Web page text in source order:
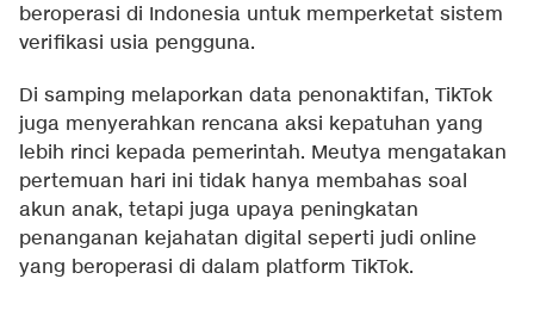
beroperasi di Indonesia untuk memperketat sistem
verifikasi usia pengguna.
Di samping melaporkan data penonaktifan, TikTok
juga menyerahkan rencana aksi kepatuhan yang
lebih rinci kepada pemerintah. Meutya mengatakan
pertemuan hari ini tidak hanya membahas soal
akun anak, tetapi juga upaya peningkatan
penanganan kejahatan digital seperti judi online
yang beroperasi di dalam platform TikTok.